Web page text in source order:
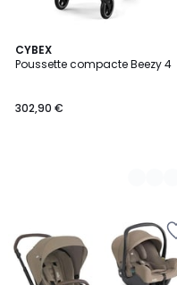
CYBEX
Poussette compacte Beezy 4
302,90 €
3
Couleurs